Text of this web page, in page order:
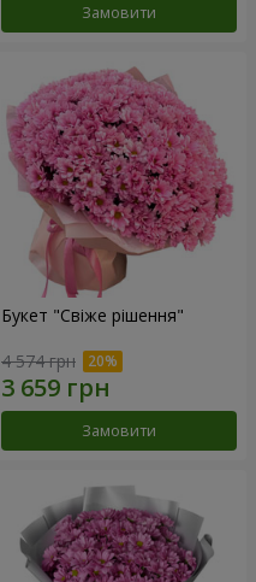
Замовити
Букет "Свіже рішення"
4 574 грн
Замовити